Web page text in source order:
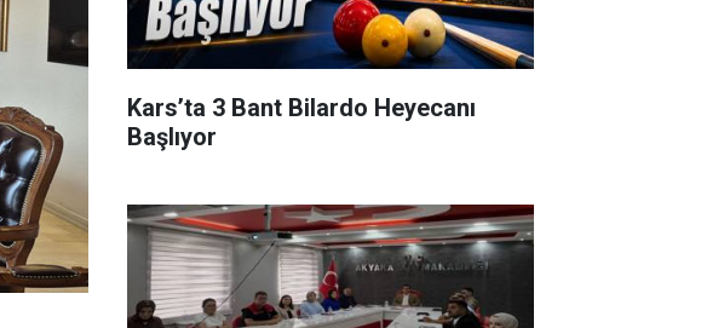
Kars’ta 3 Bant Bilardo Heyecanı
Başlıyor